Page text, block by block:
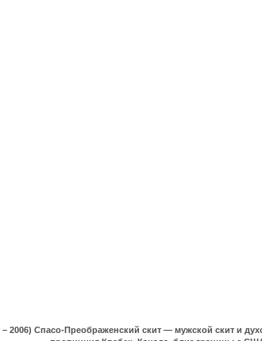
– 2006) Спасо-Преображенский скит — мужской скит